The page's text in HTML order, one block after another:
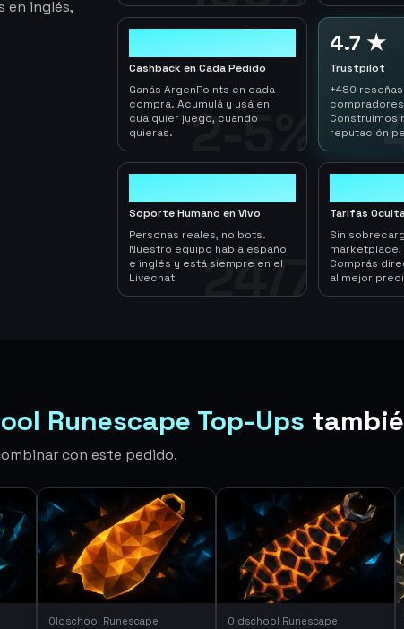
en inglés,
2-5%
Cashback en Cada Pedido
Ganás ArgenPoints en cada
compra. Acumulá y usá en
cualquier juego, cuando
quieras.
4.7 ★
Trustpilot
+480
Construimos
reputación
24/7
Soporte Humano en Vivo
Personas reales, no bots.
Nuestro equipo habla español
e inglés y está siempre en el
Livechat
Tarifas
Sin
Comprás
al mejor
Runescape Top-Ups
con este pedido.
Oldschool Runescape Oldschool Runescape